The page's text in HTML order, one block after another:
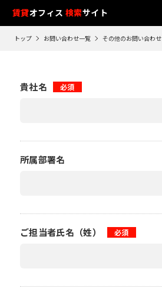
賃貸オフィス 検索サイト
トップ お問い合わせ一覧 その他のお問い合わせ
貴社名 必須
所属部署名
ご担当者氏名（姓） 必須
フ
ロ
ア
覧
閲
履
日